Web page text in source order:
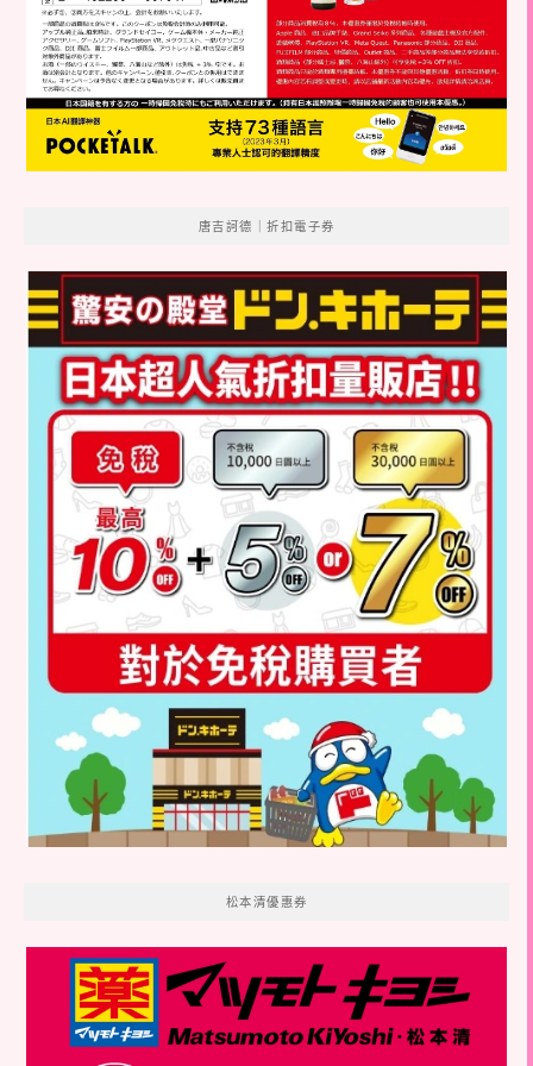
唐吉訶德｜折扣電子券
松本清優惠券